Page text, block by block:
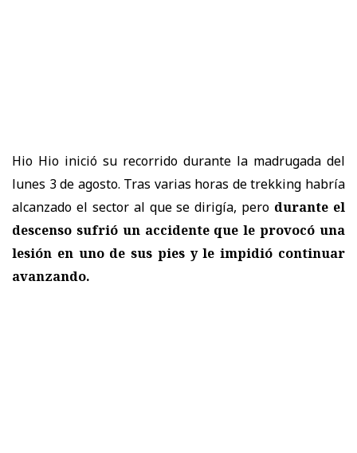
Hio Hio inició su recorrido durante la madrugada del
lunes 3 de agosto. Tras varias horas de trekking habría
alcanzado el sector al que se dirigía, pero durante el
descenso sufrió un accidente que le provocó una
lesión en uno de sus pies y le impidió continuar
avanzando.